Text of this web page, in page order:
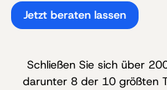
Jetzt beraten lassen
Schließen Sie sich über
darunter 8 der 10 größten